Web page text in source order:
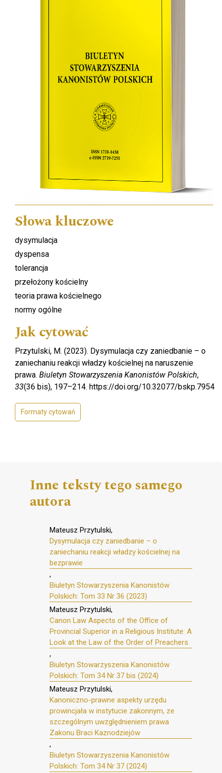
Słowa kluczowe
dysymulacja
dyspensa
tolerancja
przełożony kościelny
teoria prawa kościelnego
normy ogólne
Jak cytować
Przytulski, M. (2023). Dysymulacja czy zaniedbanie – o
zaniechaniu reakcji władzy kościelnej na naruszenie
prawa. Biuletyn Stowarzyszenia Kanonistów Polskich,
33(36 bis), 197–214. https://doi.org/10.32077/bskp.7954
Formaty cytowań
Inne teksty tego samego
autora
Mateusz Przytulski,
Dysymulacja czy zaniedbanie – o
zaniechaniu reakcji władzy kościelnej na
bezprawie
,
Biuletyn Stowarzyszenia Kanonistów
Polskich: Tom 33 Nr 36 (2023)
Mateusz Przytulski,
Canon Law Aspects of the Office of
Provincial Superior in a Religious Institute: A
Look at the Law of the Order of Preachers
,
Biuletyn Stowarzyszenia Kanonistów
Polskich: Tom 34 Nr 37 bis (2024)
Mateusz Przytulski,
Kanoniczno-prawne aspekty urzędu
prowincjała w instytucie zakonnym, ze
szczególnym uwzględnieniem prawa
Zakonu Braci Kaznodziejów
,
Biuletyn Stowarzyszenia Kanonistów
Polskich: Tom 34 Nr 37 (2024)